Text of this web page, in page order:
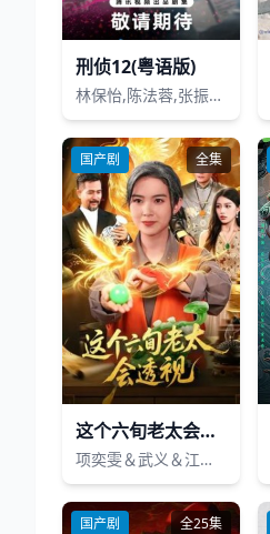
刑侦12(粤语版)
林保怡,陈法蓉,张振朗,曹永廉,高钧贤,张松枝,傅嘉莉,陈自瑶,吴业坤,戴祖仪
国产剧 全集
这个六旬老太会透视
项奕雯＆武义＆江路祺
国产剧 全25集